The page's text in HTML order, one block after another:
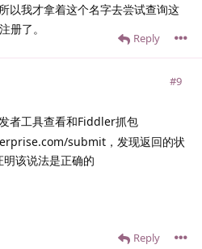
以我才拿着这个名字去尝试查询这
册了。
Reply
#9
者工具查看和Fiddler抓包
submit，发现返回的状
该说法是正确的
Reply